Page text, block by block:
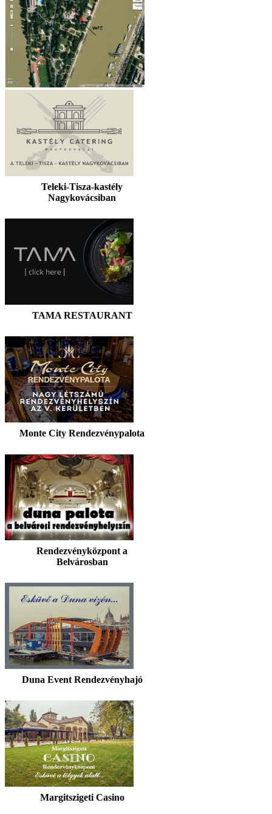
Teleki-Tisza-kastély
Nagykovácsiban
TAMA RESTAURANT
Monte City Rendezvénypalota
Rendezvényközpont a
Belvárosban
Duna Event Rendezvényhajó
Margitszigeti Casino